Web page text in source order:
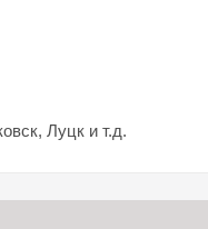
Луцк и т.д.